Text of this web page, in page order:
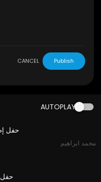
CANCEL Publish
AUTOPLAY
1:12
حفل
محمد ابراهيم
حفل